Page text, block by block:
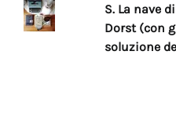
S. La nave
Dorst (con
soluzione